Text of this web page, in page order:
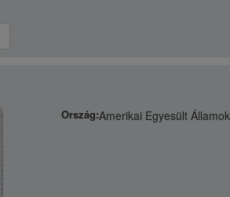
Ország:Amerikai Egyesült Államok